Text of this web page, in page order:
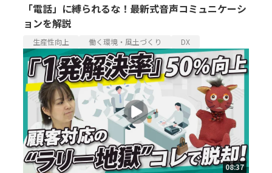
「電話」に縛られるな！最新式音声コミュニケーシ
ョンを解説
生産性向上 働く環境・風土づくり DX
08:37